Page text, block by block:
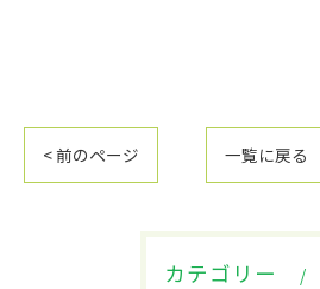
< 前のページ 一覧に戻る
カテゴリー